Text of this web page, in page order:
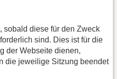
sobald diese für den Zweck
sind. Dies ist für die
der Webseite dienen,
die jeweilige Sitzung beendet